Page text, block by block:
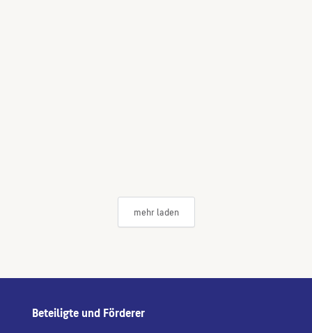
mehr laden
Beteiligte und Förderer